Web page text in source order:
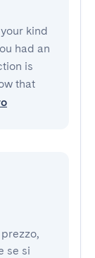
kind
had an
is
that
se si